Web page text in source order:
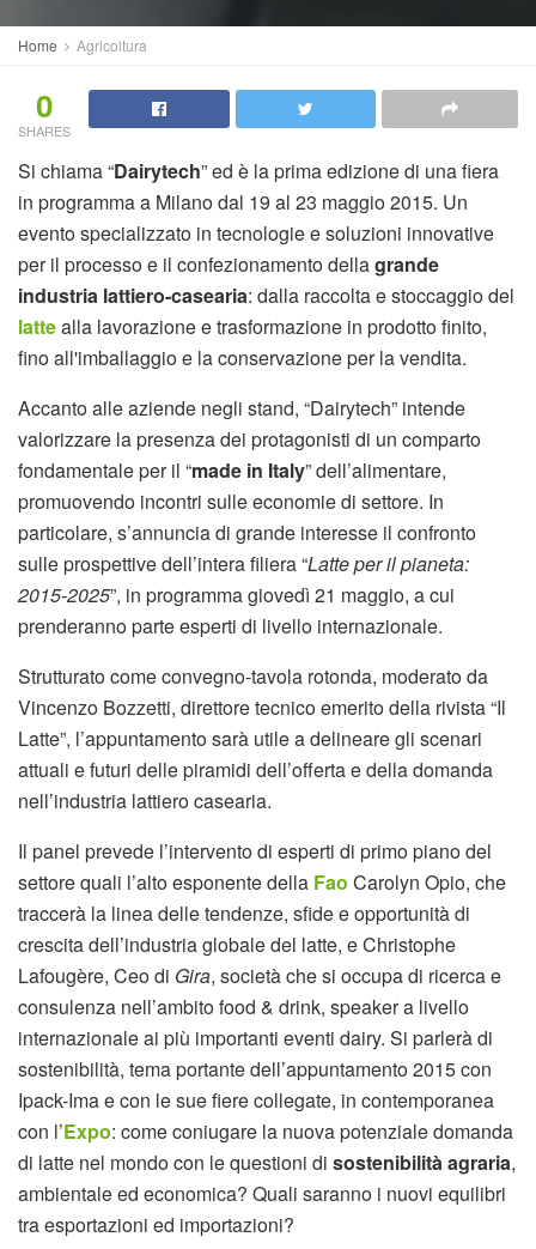
Home Agricoltura
0
SHARES
Si chiama “Dairytech” ed è la prima edizione di una fiera
in programma a Milano dal 19 al 23 maggio 2015. Un
evento specializzato in tecnologie e soluzioni innovative
per il processo e il confezionamento dellagrande
industria lattiero-casearia: dalla raccolta e stoccaggio del
lattealla lavorazione e trasformazione in prodotto finito,
fino all'imballaggio e la conservazione per la vendita.
Accanto alle aziende negli stand, “Dairytech” intende
valorizzare la presenza dei protagonisti di un comparto
fondamentale per il “made in Italy” dell’alimentare,
promuovendo incontri sulle economie di settore. In
particolare, s’annuncia di grande interesse il confronto
sulle prospettive dell’intera filiera “Latte per il pianeta:
2015-2025”, in programma giovedì 21 maggio, a cui
prenderanno parte esperti di livello internazionale.
Strutturato come convegno-tavola rotonda, moderato da
Vincenzo Bozzetti, direttore tecnico emerito della rivista “Il
Latte”, l’appuntamento sarà utile a delineare gli scenari
attuali e futuri delle piramidi dell’offerta e della domanda
nell’industria lattiero casearia.
Il panel prevede l’intervento di esperti di primo piano del
settore quali l’alto esponente della Fao Carolyn Opio, che
traccerà la linea delle tendenze, sfide e opportunità di
crescita dell’industria globale del latte, e Christophe
Lafougère, Ceo di Gira, società che si occupa di ricerca e
consulenza nell’ambito food & drink, speaker a livello
internazionale ai più importanti eventi dairy. Si parlerà di
sostenibilità, tema portante dell’appuntamento 2015 con
Ipack-Ima e con le sue fiere collegate, in contemporanea
con l’Expo: come coniugare la nuova potenziale domanda
di latte nel mondo con le questioni di sostenibilità agraria,
ambientale ed economica? Quali saranno i nuovi equilibri
tra esportazioni ed importazioni?